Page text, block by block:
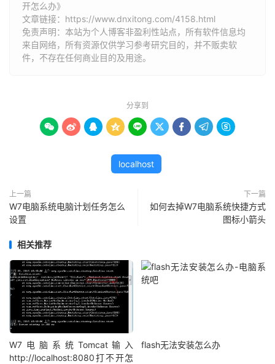
开怎么办》
文章链接： https://www.dnxitong.com/4158.html
免责声明：本站为个人博客非盈利性站点，所有软件信息均
来自网络，所有资源仅供学习参考研究目的，并不贩卖软
件，不存在任何商业目的及用途。
分享到
        
localhost
上一篇
W7电脑系统电脑计划任务怎么
设置
下一篇
如何去掉W7电脑系统快捷方式
图标小箭头
相关推荐
W7电脑系统Tomcat输入
http://localhost:8080打不开怎
flash无法安装怎么办